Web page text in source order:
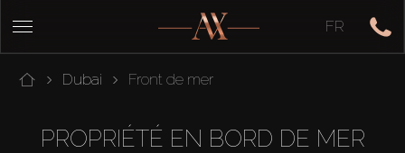
FR
Dubai Front de mer
PROPRIÉTÉ EN BORD DE MER